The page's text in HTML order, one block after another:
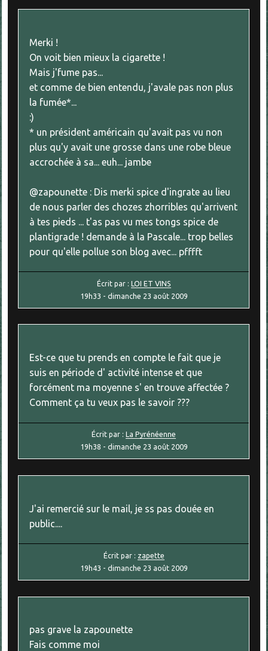
Merki !
On voit bien mieux la cigarette !
Mais j'fume pas...
et comme de bien entendu, j'avale pas non plus
la fumée*...
:)
* un président américain qu'avait pas vu non
plus qu'y avait une grosse dans une robe bleue
accrochée à sa... euh... jambe
@zapounette : Dis merki spice d'ingrate au lieu
de nous parler des chozes zhorribles qu'arrivent
à tes pieds ... t'as pas vu mes tongs spice de
plantigrade ! demande à la Pascale... trop belles
pour qu'elle pollue son blog avec... pfffft
Écrit par : LOI ET VINS
19h33 - dimanche 23 août 2009
Est-ce que tu prends en compte le fait que je
suis en période d' activité intense et que
forcément ma moyenne s' en trouve affectée ?
Comment ça tu veux pas le savoir ???
Écrit par :La Pyrénéenne
19h38 - dimanche 23 août 2009
J'ai remercié sur le mail, je ss pas douée en
public....
Écrit par : zapette
19h43 - dimanche 23 août 2009
pas grave la zapounette
Fais comme moi